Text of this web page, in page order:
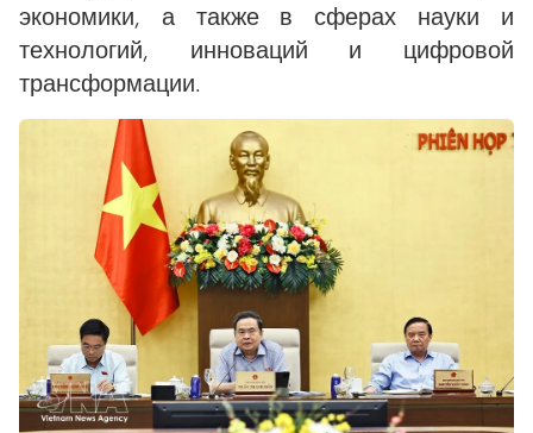
экономики, а также в сферах науки и
технологий, инноваций и цифровой
трансформации.